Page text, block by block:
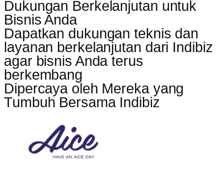
Dukungan Berkelanjutan untuk
Bisnis Anda
Dapatkan dukungan teknis dan
layanan berkelanjutan dari Indibiz
agar bisnis Anda terus
berkembang
Dipercaya oleh Mereka yang
Tumbuh Bersama Indibiz